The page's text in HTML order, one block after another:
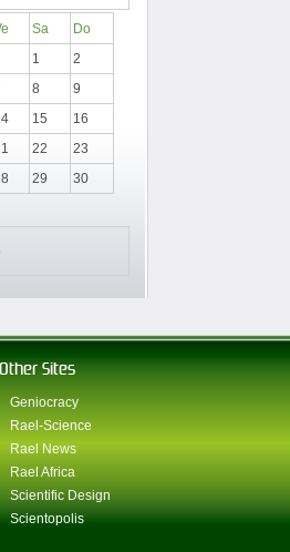
Sa
Do
1
2
8
9
15
16
22
23
29
30
Other Sites
Geniocracy
Rael-Science
Rael News
Rael Africa
Scientific Design
Scientopolis